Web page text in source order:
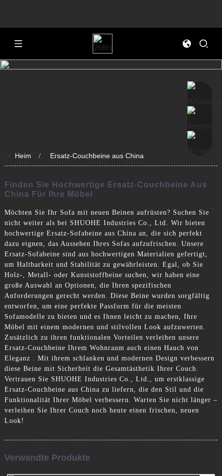
>> Heim Ersatz-Couchbeine aus China
Finden Sie Hochwertige Ersatz-Couchbeine Aus
China Für Ihre Möbel
Möchten Sie Ihr Sofa mit neuen Beinen aufrüsten? Suchen Sie
nicht weiter als bei SHUOHE Industries Co., Ltd. Wir bieten
hochwertige Ersatz-Sofabeine aus China an, die sich perfekt
dazu eignen, das Aussehen Ihres Sofas aufzufrischen. Unsere
Ersatz-Sofabeine sind aus hochwertigen Materialien gefertigt,
um Haltbarkeit und Stabilität zu gewährleisten. Egal, ob Sie
Holz-, Metall- oder Kunststoffbeine suchen, wir haben eine
große Auswahl an Optionen, die Ihren spezifischen
Anforderungen gerecht werden. Diese Beine wurden sorgfältig
entworfen, um eine perfekte Passform für die meisten
Sofamodelle zu bieten und es Ihnen leicht zu machen, Ihre
Möbel mit einem modernen und stilvollen Look aufzuwerten.
Zusätzlich zu ihren funktionalen Vorteilen verleihen unsere
Ersatz-Couchbeine Ihrem Wohnraum auch einen Hauch von
Eleganz . Mit ihrem schlanken und modernen Design verbessern
diese Beine mit Sicherheit die Gesamtästhetik Ihrer Couch.
Vertrauen Sie SHUOHE Industries Co., Ltd., um erstklassige
Ersatz-Couchbeine aus China zu liefern, die den Stil und die
Funktionalität Ihrer Möbel verbessern. Warten Sie nicht länger –
verleihen Sie Ihrer Couch noch heute einen frischen, neuen
Look!
Verwandte Produkte